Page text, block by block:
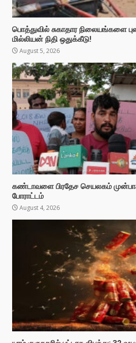
பொத்துவில் சுகாதார நிலையங்களை
மில்லியன் நிதி ஒதுக்கீடு!
August 5, 2026
கண்டாவளை பிரதேச செயலகம்
போராட்டம்
August 4, 2026